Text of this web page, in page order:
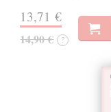
13,71 €
14,90 € ?